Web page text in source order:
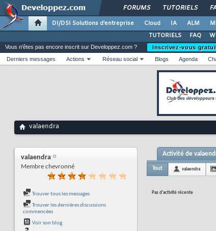
FORUMS TUTORIELS
DI/DSI Solutions d'entreprise Cloud IA ALM
TUTORIELS
FAQ
Vous n'êtes pas encore inscrit sur Developpez.com ?
Inscrivez-vous
Derniers messages
Actions Réseau social Blogs Agenda
valaendra
valaendra
Membre chevronné
Trouver tous les messages
Trouver les dernières discussions
commencées
Voir son blog
Activité de
Tout valaendra
Pas d'activité récente